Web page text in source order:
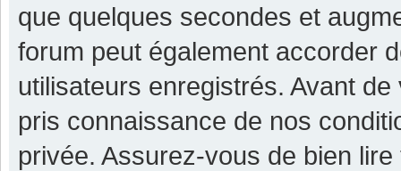
que quelques secondes et
forum peut également accorder
utilisateurs enregistrés. Avant
pris connaissance de nos
privée. Assurez-vous de bien